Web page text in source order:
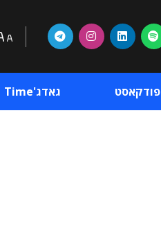
פודקאסט גאדג'Time